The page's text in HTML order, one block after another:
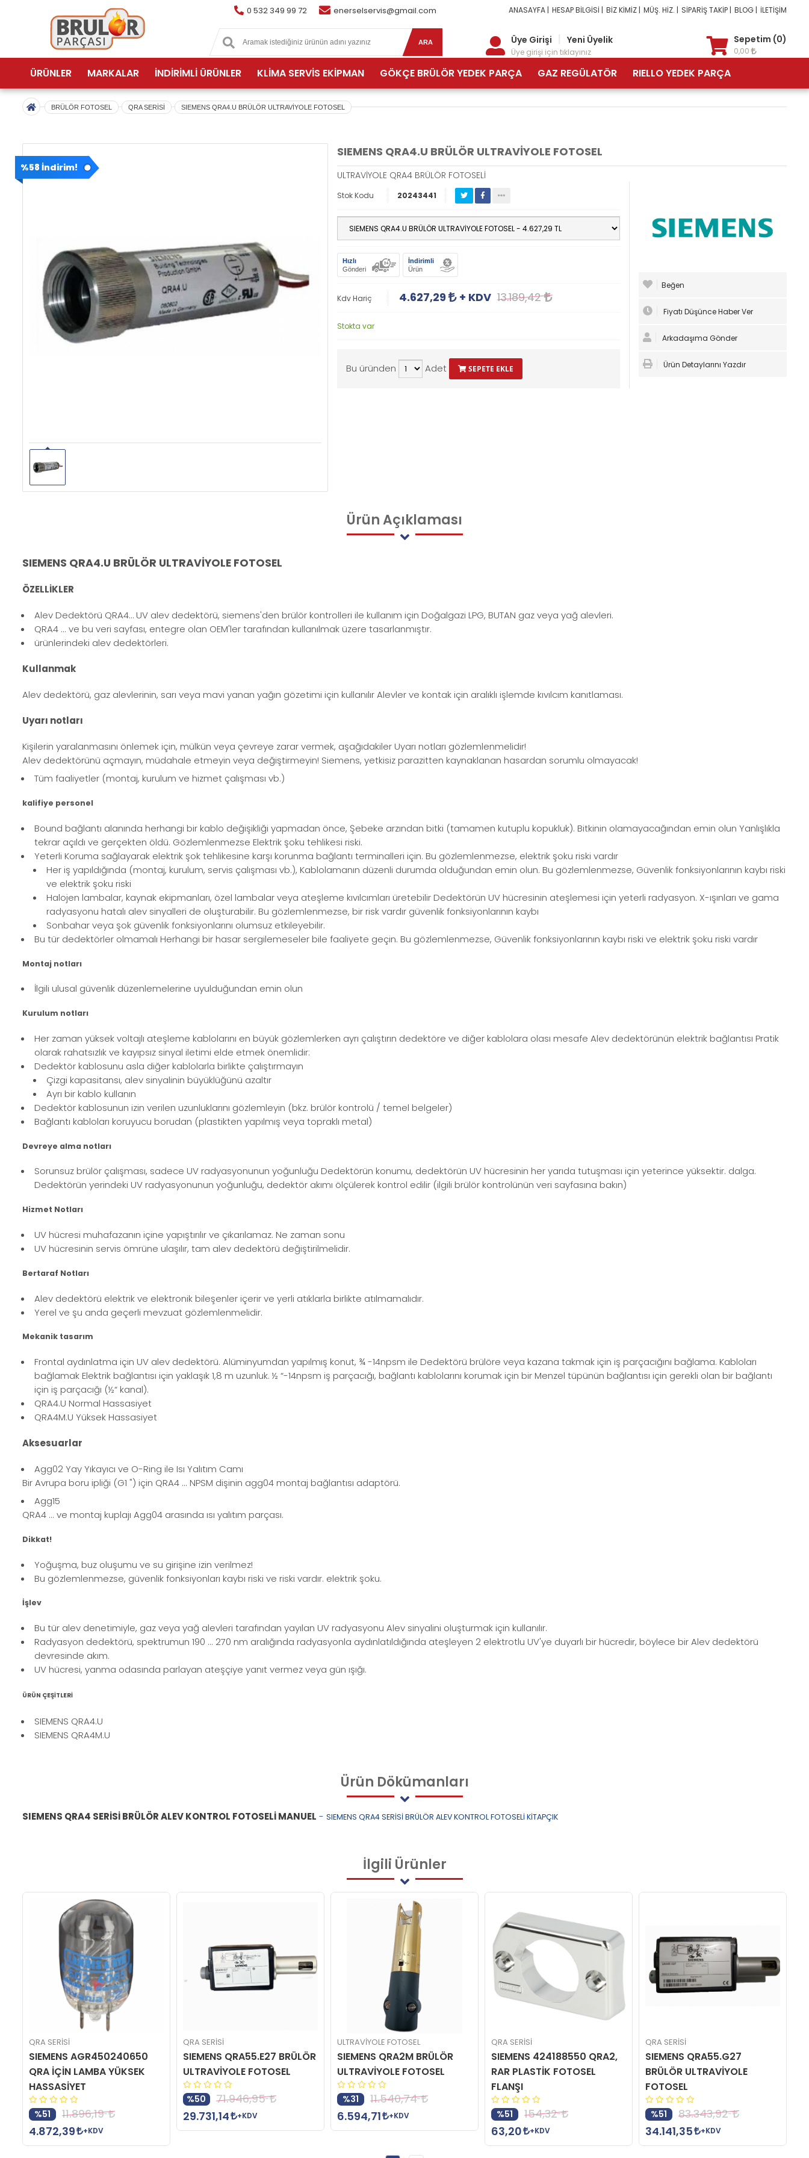
0 532 349 99 72 enerselservis@gmail.com
ARA
ANASAYFA | HESAP BİLGİSİ | BİZ KİMİZ | MÜŞ. HİZ. | SİPARİŞ TAKİP | BLOG | İLETİŞİM
Üye Girişi Yeni Üyelik
Üye girişi için tıklayınız
Sepetim (0)
0,00
ÜRÜNLER MARKALAR İNDİRİMLİ ÜRÜNLER KLİMA SERVİS EKİPMAN GÖKÇE BRÜLÖR YEDEK PARÇA GAZ REGÜLATÖR RIELLO YEDEK PARÇA
BRÜLÖR FOTOSEL QRA SERİSİ SIEMENS QRA4.U BRÜLÖR ULTRAVİYOLE FOTOSEL
%58 İndirim!
SIEMENS QRA4.U BRÜLÖR ULTRAVİYOLE FOTOSEL
ULTRAVİYOLE QRA4 BRÜLÖR FOTOSELİ
Stok Kodu 20243441
Hızlı
Gönderi
İndirimli
Ürün
Kdv Hariç 4.627,29 + KDV 13.189,42
Stokta var
Bu üründen Adet SEPETE EKLE
Beğen
Fiyatı Düşünce Haber Ver
Arkadaşıma Gönder
Ürün Detaylarını Yazdır
ÜrünAçıklaması
SIEMENS QRA4.U BRÜLÖR ULTRAVİYOLE FOTOSEL
ÖZELLİKLER
Alev Dedektörü QRA4… UV alev dedektörü, siemens'den brülör kontrolleri ile kullanım için Doğalgazi LPG, BUTAN gaz veya yağ alevleri.
QRA4 ... ve bu veri sayfası, entegre olan OEM'ler tarafından kullanılmak üzere tasarlanmıştır.
ürünlerindeki alev dedektörleri.
Kullanmak
Alev dedektörü, gaz alevlerinin, sarı veya mavi yanan yağın gözetimi için kullanılır Alevler ve kontak için aralıklı işlemde kıvılcım kanıtlaması.
Uyarı notları
Kişilerin yaralanmasını önlemek için, mülkün veya çevreye zarar vermek, aşağıdakiler Uyarı notları gözlemlenmelidir!
Alev dedektörünü açmayın, müdahale etmeyin veya değiştirmeyin! Siemens, yetkisiz parazitten kaynaklanan hasardan sorumlu olmayacak!
Tüm faaliyetler (montaj, kurulum ve hizmet çalışması vb.)
kalifiye personel
Bound bağlantı alanında herhangi bir kablo değişikliği yapmadan önce, Şebeke arzından bitki (tamamen kutuplu kopukluk). Bitkinin olamayacağından emin olun Yanlışlıkla
tekrar açıldı ve gerçekten öldü. Gözlemlenmezse Elektrik şoku tehlikesi riski.
Yeterli Koruma sağlayarak elektrik şok tehlikesine karşı korunma bağlantı terminalleri için. Bu gözlemlenmezse, elektrik şoku riski vardır
Her iş yapıldığında (montaj, kurulum, servis çalışması vb.), Kablolamanın düzenli durumda olduğundan emin olun. Bu gözlemlenmezse, Güvenlik fonksiyonlarının kaybı riski
ve elektrik şoku riski
Halojen lambalar, kaynak ekipmanları, özel lambalar veya ateşleme kıvılcımları üretebilir Dedektörün UV hücresinin ateşlemesi için yeterli radyasyon. X-ışınları ve gama
radyasyonu hatalı alev sinyalleri de oluşturabilir. Bu gözlemlenmezse, bir risk vardır güvenlik fonksiyonlarının kaybı
Sonbahar veya şok güvenlik fonksiyonlarını olumsuz etkileyebilir.
Bu tür dedektörler olmamalı Herhangi bir hasar sergilemeseler bile faaliyete geçin. Bu gözlemlenmezse, Güvenlik fonksiyonlarının kaybı riski ve elektrik şoku riski vardır
Montaj notları
İlgili ulusal güvenlik düzenlemelerine uyulduğundan emin olun
Kurulum notları
Her zaman yüksek voltajlı ateşleme kablolarını en büyük gözlemlerken ayrı çalıştırın dedektöre ve diğer kablolara olası mesafe Alev dedektörünün elektrik bağlantısı Pratik
olarak rahatsızlık ve kayıpsız sinyal iletimi elde etmek önemlidir:
Dedektör kablosunu asla diğer kablolarla birlikte çalıştırmayın
Çizgi kapasitansı, alev sinyalinin büyüklüğünü azaltır
Ayrı bir kablo kullanın
Dedektör kablosunun izin verilen uzunluklarını gözlemleyin (bkz. brülör kontrolü / temel belgeler)
Bağlantı kabloları koruyucu borudan (plastikten yapılmış veya topraklı metal)
Devreye alma notları
Sorunsuz brülör çalışması, sadece UV radyasyonunun yoğunluğu Dedektörün konumu, dedektörün UV hücresinin her yarıda tutuşması için yeterince yüksektir. dalga.
Dedektörün yerindeki UV radyasyonunun yoğunluğu, dedektör akımı ölçülerek kontrol edilir (ilgili brülör kontrolünün veri sayfasına bakın)
Hizmet Notları
UV hücresi muhafazanın içine yapıştırılır ve çıkarılamaz. Ne zaman sonu
UV hücresinin servis ömrüne ulaşılır, tam alev dedektörü değiştirilmelidir.
Bertaraf Notları
Alev dedektörü elektrik ve elektronik bileşenler içerir ve yerli atıklarla birlikte atılmamalıdır.
Yerel ve şu anda geçerli mevzuat gözlemlenmelidir.
Mekanik tasarım
Frontal aydınlatma için UV alev dedektörü. Alüminyumdan yapılmış konut, ¾ -14npsm ile Dedektörü brülöre veya kazana takmak için iş parçacığını bağlama. Kabloları
bağlamak Elektrik bağlantısı için yaklaşık 1,8 m uzunluk. ½ “-14npsm iş parçacığı, bağlantı kablolarını korumak için bir Menzel tüpünün bağlantısı için gerekli olan bir bağlantı
için iş parçacığı (½“ kanal).
QRA4.U Normal Hassasiyet
QRA4M.U Yüksek Hassasiyet
Aksesuarlar
Agg02 Yay Yıkayıcı ve O-Ring ile Isı Yalıtım Camı
Bir Avrupa boru ipliği (G1 ") için QRA4 ... NPSM dişinin agg04 montaj bağlantısı adaptörü.
Agg15
QRA4 ... ve montaj kuplajı Agg04 arasında ısı yalıtım parçası.
Dikkat!
Yoğuşma, buz oluşumu ve su girişine izin verilmez!
Bu gözlemlenmezse, güvenlik fonksiyonları kaybı riski ve riski vardır. elektrik şoku.
İşlev
Bu tür alev denetimiyle, gaz veya yağ alevleri tarafından yayılan UV radyasyonu Alev sinyalini oluşturmak için kullanılır.
Radyasyon dedektörü, spektrumun 190 ... 270 nm aralığında radyasyonla aydınlatıldığında ateşleyen 2 elektrotlu UV'ye duyarlı bir hücredir, böylece bir Alev dedektörü
devresinde akım.
UV hücresi, yanma odasında parlayan ateşçiye yanıt vermez veya gün ışığı.
ÜRÜN ÇEŞİTLERİ
SIEMENS QRA4.U
SIEMENS QRA4M.U
Ürün Dökümanları
SIEMENS QRA4 SERİSİ BRÜLÖR ALEV KONTROL FOTOSELİ MANUEL - SIEMENS QRA4 SERİSİ BRÜLÖR ALEV KONTROL FOTOSELİ KİTAPÇIK
İlgili Ürünler
QRA SERİSİ
SIEMENS AGR450240650
QRA İÇİN LAMBA YÜKSEK
HASSASİYET
%51
11.896,19
4.872,39
+KDV
QRA SERİSİ
SIEMENS QRA55.E27 BRÜLÖR
ULTRAVİYOLE FOTOSEL
%50
71.946,95
29.731,14
+KDV
ULTRAVİYOLE FOTOSEL
SIEMENS QRA2M BRÜLÖR
ULTRAVİYOLE FOTOSEL
%31
11.540,74
6.594,71
+KDV
QRA SERİSİ
SIEMENS 424188550 QRA2,
RAR PLASTİK FOTOSEL
FLANŞI
%51
154,32
63,20
+KDV
QRA SERİSİ
SIEMENS QRA55.G27
BRÜLÖR ULTRAVİYOLE
FOTOSEL
%51
83.343,92
34.141,35
+KDV